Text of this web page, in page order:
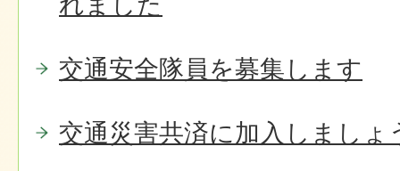
交通安全隊員を募集します
交通災害共済に加入しましょ